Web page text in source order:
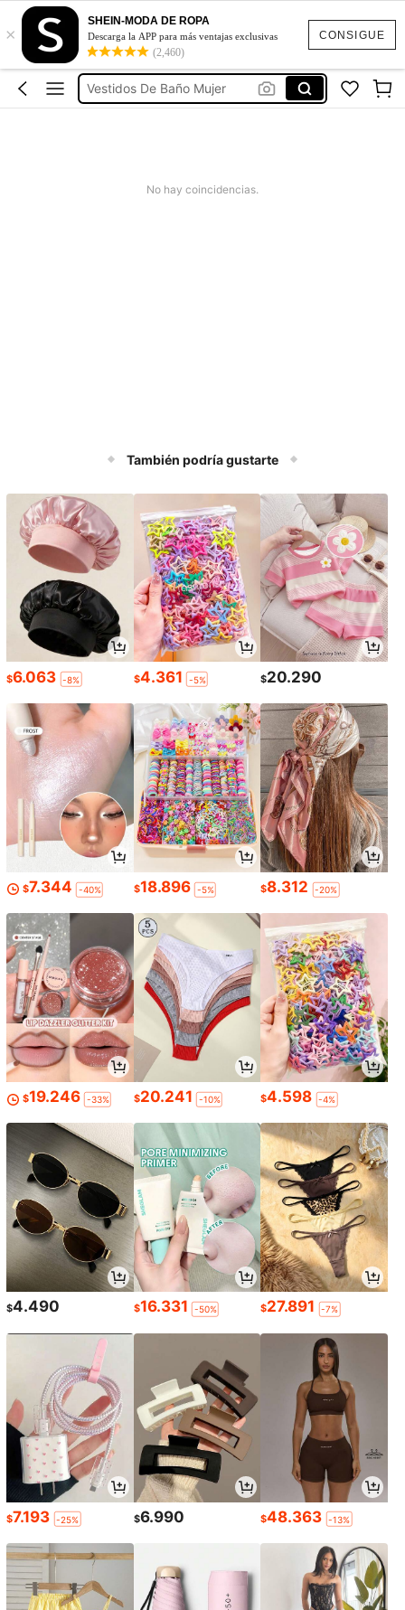
CONSIGUE
×
SHEIN-MODA DE ROPA
Descarga la APP para más ventajas exclusivas
(2,460)
Ropa Deportiva De Mujer
Vestidos
Vestidos De Baño Mujer
No hay coincidencias.
También podría gustarte
$6.063 -8% $4.361 -5% $20.290
$7.344 -40% $18.896 -5% $8.312 -20%
$19.246 -33% $20.241 -10% $4.598 -4%
$4.490 $16.331 -50% $27.891 -7%
$7.193 -25% $6.990 $48.363 -13%